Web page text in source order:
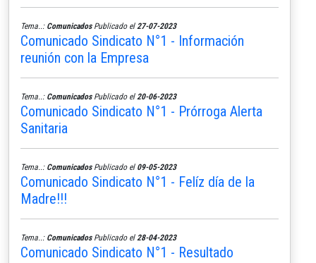
Tema..: ComunicadosPublicado el 27-07-2023
Comunicado Sindicato N°1 - Información
reunión con la Empresa
Tema..: ComunicadosPublicado el 20-06-2023
Comunicado Sindicato N°1 - Prórroga Alerta
Sanitaria
Tema..: ComunicadosPublicado el 09-05-2023
Comunicado Sindicato N°1 - Felíz día de la
Madre!!!
Tema..: ComunicadosPublicado el 28-04-2023
Comunicado Sindicato N°1 - Resultado